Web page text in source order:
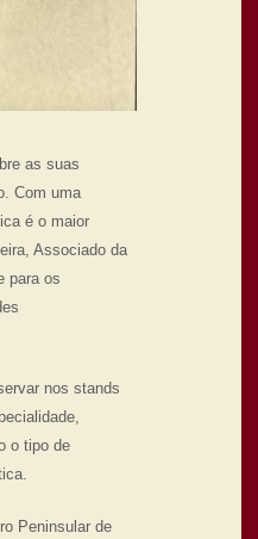
as suas
Com uma
é o maior
Associado da
para os
nos stands
o tipo de
Peninsular de